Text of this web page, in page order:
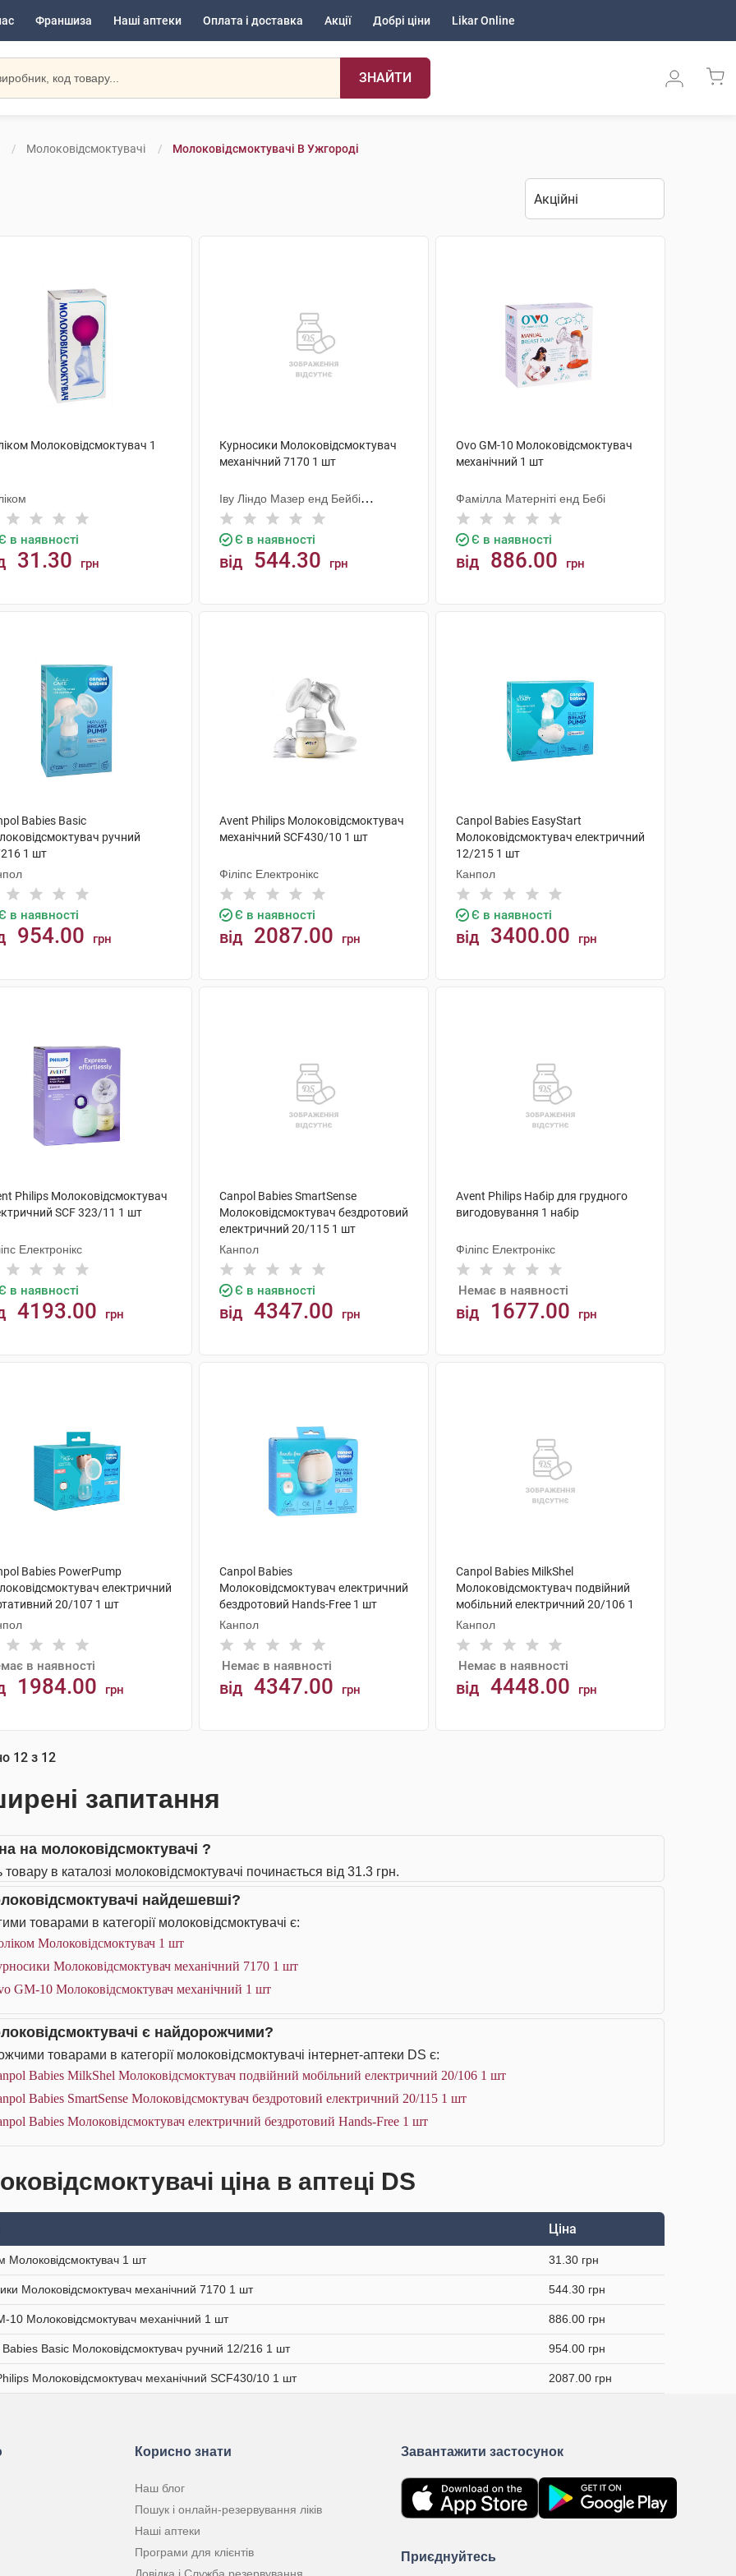
Франшиза Наші аптеки Оплата і доставка Акції Добрі ціни Likar Online
ЗНАЙТИ
Молоковідсмоктувачі Молоковідсмоктувачі В Ужгороді
Молоковідсмоктувач 1
в наявності
31.30 грн
Курносики Молоковідсмоктувач
механічний 7170 1 шт
Іву Ліндо Мазер енд Бейбі
Продактс
Є в наявності
від 544.30 грн
Ovo GM-10 Молоковідсмоктувач
механічний 1 шт
Фамілла Матерніті енд Бебі
Є в наявності
від 886.00 грн
Babies Basic
ручний
1 шт
в наявності
954.00 грн
Avent Philips Молоковідсмоктувач
механічний SCF430/10 1 шт
Філіпс Електронікс
Є в наявності
від 2087.00 грн
Canpol Babies EasyStart
Молоковідсмоктувач електричний
12/215 1 шт
Канпол
Є в наявності
від 3400.00 грн
Philips Молоковідсмоктувач
SCF 323/11 1 шт
Електронікс
в наявності
4193.00 грн
Canpol Babies SmartSense
Молоковідсмоктувач бездротовий
електричний 20/115 1 шт
Канпол
Є в наявності
від 4347.00 грн
Avent Philips Набір для грудного
вигодовування 1 набір
Філіпс Електронікс
Немає в наявності
від 1677.00 грн
Babies PowerPump
електричний
20/107 1 шт
в наявності
1984.00 грн
АНАЛОГИ
Canpol Babies
Молоковідсмоктувач електричний
бездротовий Hands-Free 1 шт
Канпол
Немає в наявності
від 4347.00 грн
Canpol Babies MilkShel
Молоковідсмоктувач подвійний
мобільний електричний 20/106 1
шт
Канпол
Немає в наявності
від 4448.00 грн
12 з 12
запитання
на молоковідсмоктувачі ?
товару в каталозі молоковідсмоктувачі починається від 31.3 грн.
найдешевші?
товарами в категорії молоковідсмоктувачі є:
Молоковідсмоктувач 1 шт
Молоковідсмоктувач механічний 7170 1 шт
GM-10 Молоковідсмоктувач механічний 1 шт
є найдорожчими?
товарами в категорії молоковідсмоктувачі інтернет-аптеки DS є:
Babies MilkShel Молоковідсмоктувач подвійний мобільний електричний 20/106 1 шт
Babies SmartSense Молоковідсмоктувач бездротовий електричний 20/115 1 шт
Babies Молоковідсмоктувач електричний бездротовий Hands-Free 1 шт
ціна в аптеці DS
Ціна
Молоковідсмоктувач 1 шт 31.30 грн
Молоковідсмоктувач механічний 7170 1 шт 544.30 грн
10 Молоковідсмоктувач механічний 1 шт 886.00 грн
Basic Молоковідсмоктувач ручний 12/216 1 шт 954.00 грн
Молоковідсмоктувач механічний SCF430/10 1 шт 2087.00 грн
Корисно знати
Наш блог
Пошук і онлайн-резервування ліків
Наші аптеки
Програми для клієнтів
Завантажити застосунок
Приєднуйтесь